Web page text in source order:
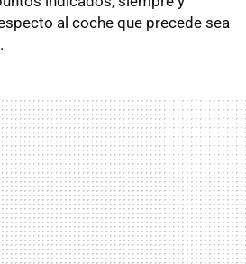
al coche que precede sea